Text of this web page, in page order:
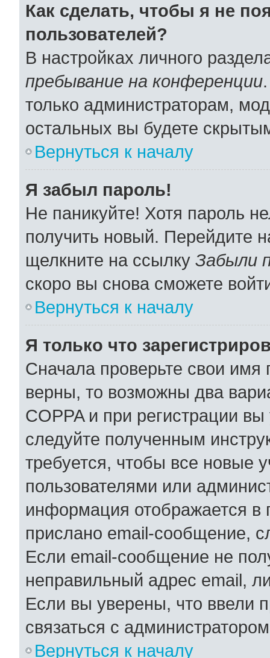
Как сделать, чтобы я не
пользователей?
В настройках личного
пребывание на конференции
только администраторам,
остальных вы будете
Вернуться к началу
Я забыл пароль!
Не паникуйте! Хотя пароль
получить новый. Перейдите
щелкните на ссылку Забыли
скоро вы снова сможете
Вернуться к началу
Я только что
Сначала проверьте свои имя
верны, то возможны два
COPPA и при регистрации
следуйте полученным
требуется, чтобы все новые
пользователями или
информация отображается в
прислано email-сообщение,
Если email-сообщение не
неправильный адрес email,
Если вы уверены, что ввели
связаться с
Вернуться к началу